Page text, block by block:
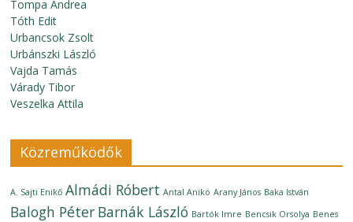
Tompa Andrea
Tóth Edit
Urbancsok Zsolt
Urbánszki László
Vajda Tamás
Várady Tibor
Veszelka Attila
Közreműködők
A. Sajti Enikő Almádi Róbert Antal Anikó Arany János Baka István
Balogh Péter Barnák László Bartók Imre Bencsik Orsolya Benes